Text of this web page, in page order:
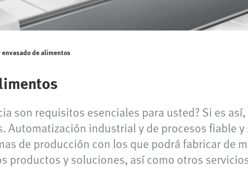
de alimentos
son requisitos esenciales para usted? Si es
Automatización industrial y de procesos fiable
de producción con los que podrá fabricar de
productos y soluciones, así como otros